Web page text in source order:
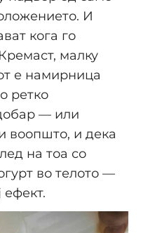
И
кога го
малку
е намирница
ретко
— или
воопшто, и дека
на тоа со
во телото —